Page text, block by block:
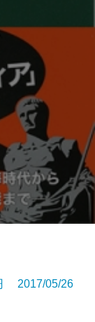
2017/05/26